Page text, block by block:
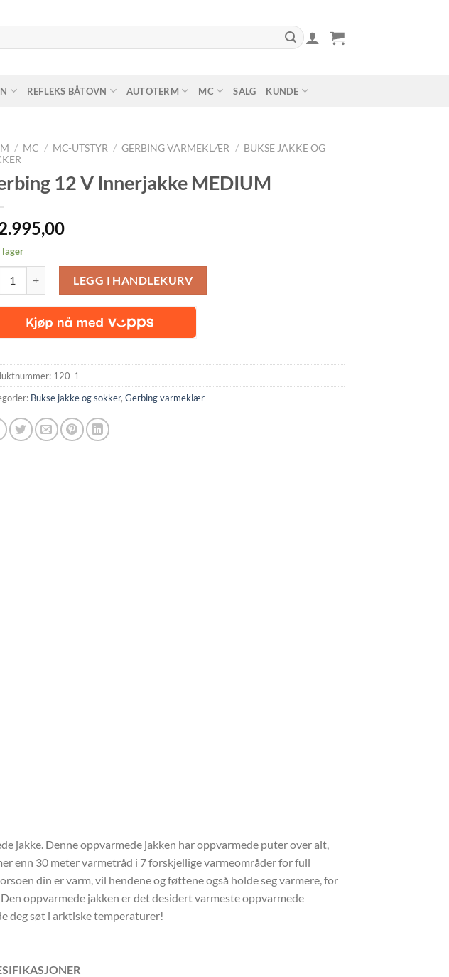
REFLEKS BÅTOVN AUTOTERM MC SALG KUNDE
/ MC / MC-UTSTYR / GERBING VARMEKLÆR / BUKSE JAKKE OG
12 V Innerjakke MEDIUM
lager
LEGG I HANDLEKURV
120-1
Bukse jakke og sokker, Gerbing varmeklær
jakke. Denne oppvarmede jakken har oppvarmede puter over alt,
enn 30 meter varmetråd i 7 forskjellige varmeområder for full
din er varm, vil hendene og føttene også holde seg varmere, for
oppvarmede jakken er det desidert varmeste oppvarmede
deg søt i arktiske temperaturer!